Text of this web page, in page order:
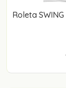
Roleta